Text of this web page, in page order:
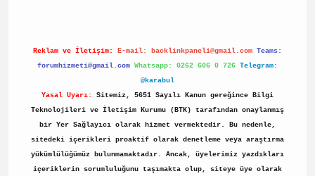
Reklam ve İletişim: E-mail: backlinkpaneli@gmail.com Teams:
forumhizmeti@gmail.com Whatsapp: 0262 606 0 726 Telegram:
@karabul
Yasal Uyarı:
Sitemiz, 5651 Sayılı Kanun gereğince Bilgi
Teknolojileri ve İletişim Kurumu (BTK) tarafından onaylanmış
bir Yer Sağlayıcı olarak hizmet vermektedir. Bu nedenle,
sitedeki içerikleri proaktif olarak denetleme veya araştırma
yükümlülüğümüz bulunmamaktadır. Ancak, üyelerimiz yazdıkları
içeriklerin sorumluluğunu taşımakta olup, siteye üye olarak